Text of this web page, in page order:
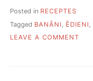
Posted in RECEPTES
Tagged BANĀNI ĒDIENI
LEAVE A COMMENT